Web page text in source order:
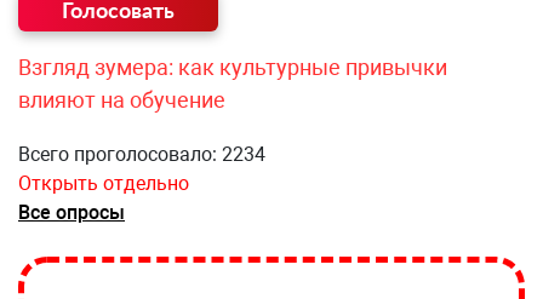
Взгляд зумера: как культурные привычки
влияют на обучение
Всего проголосовало: 2234
Открыть отдельно
Все опросы